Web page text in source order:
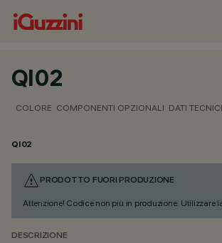
QI02
COLORE COMPONENTI OPZIONALI DATI TECNICI
QI02
PRODOTTO FUORI PRODUZIONE
Attenzione! Codice non più in produzione. Utilizzare
DESCRIZIONE